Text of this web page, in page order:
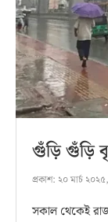
গুঁড়ি গুঁড়ি
প্রকাশ: ২০ মার্চ
সকাল থেকেই